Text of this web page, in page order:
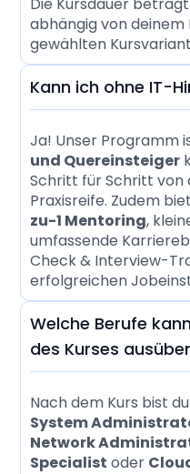
abhängig von
gewählten
Kann ich ohne IT-
Ja! Unser Programm
und Quereinsteiger
Schritt für Schritt von
Praxisreife. Zudem
zu-1 Mentoring,
umfassende
Check & Interview-
erfolgreichen
Welche Berufe
des Kurses
Nach dem Kurs bist
System
Network
Specialist oder